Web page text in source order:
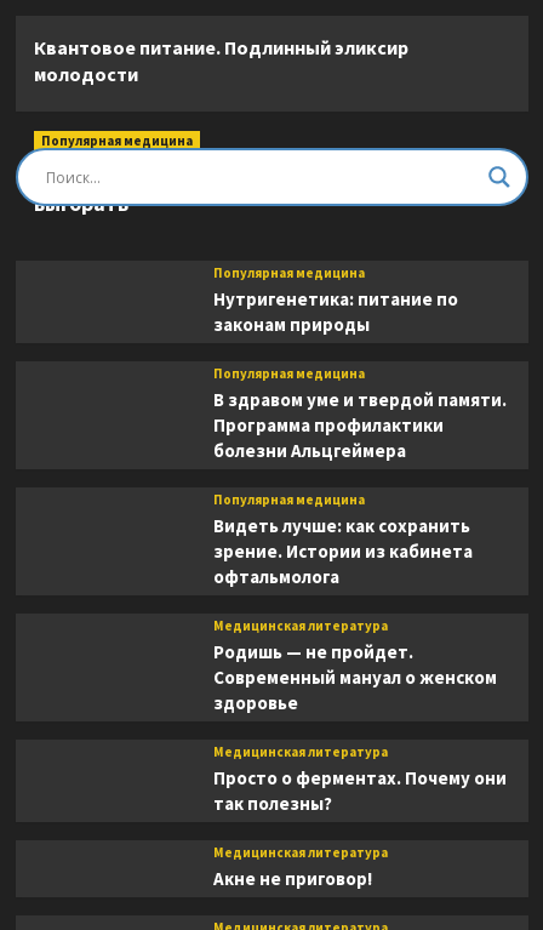
Квантовое питание. Подлинный эликсир
молодости
Популярная медицина
Быть врачом. Как помогать, развиваться и не
выгорать
Популярная медицина
Нутригенетика: питание по
законам природы
Популярная медицина
В здравом уме и твердой памяти.
Программа профилактики
болезни Альцгеймера
Популярная медицина
Видеть лучше: как сохранить
зрение. Истории из кабинета
офтальмолога
Медицинская литература
Родишь — не пройдет.
Современный мануал о женском
здоровье
Медицинская литература
Просто о ферментах. Почему они
так полезны?
Медицинская литература
Акне не приговор!